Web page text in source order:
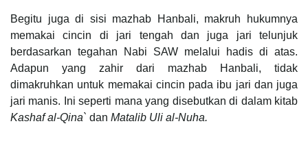
Begitu juga di sisi mazhab Hanbali, makruh hukumnya
memakai cincin di jari tengah dan juga jari telunjuk
berdasarkan tegahan Nabi SAW melalui hadis di atas.
Adapun yang zahir dari mazhab Hanbali, tidak
dimakruhkan untuk memakai cincin pada ibu jari dan juga
jari manis. Ini seperti mana yang disebutkan di dalam kitab
Kashaf al-Qina` dan Matalib Uli al-Nuha.